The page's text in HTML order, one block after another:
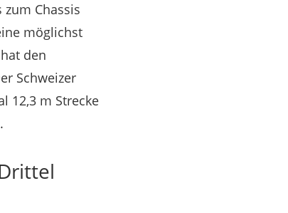
Chassis
möglichst
den
Schweizer
12,3 m Strecke